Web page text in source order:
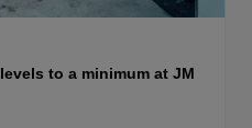
to a minimum at JM